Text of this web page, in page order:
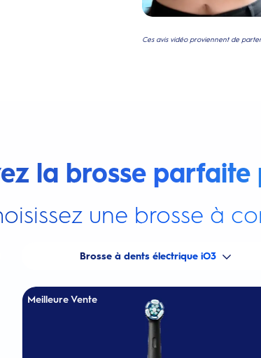
Ces avis vidéo proviennent de
la brosse parfaite
une brosse à
Brosse à dents électrique iO3
Meilleure Vente